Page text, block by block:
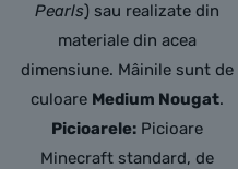
Pearls) sau realizate din
materiale din acea
dimensiune. Mâinile sunt de
culoare Medium Nougat.
Picioarele: Picioare
Minecraft standard, de